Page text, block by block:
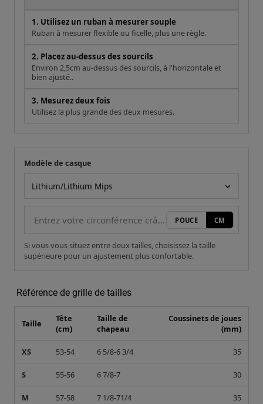
1. Utilisez un ruban à mesurer souple
Ruban à mesurer flexible ou ficelle, plus une règle.
2. Placez au-dessus des sourcils
Environ 2,5cm au-dessus des sourcils, à l'horizontale et
bien ajusté..
3. Mesurez deux fois
Utilisez la plus grande des deux mesures.
Votre mesure
Modèle de casque
POUCE CM
Si vous vous situez entre deux tailles, choisissez la taille
supérieure pour un ajustement plus confortable.
Référence de grille de tailles
Taille
Tête
(cm)
Taille de
chapeau
Coussinets de joues
(mm)
XS 53-54 6 5/8-6 3/4 35
S 55-56 6 7/8-7 30
M 57-58 7 1/8-71/4 35